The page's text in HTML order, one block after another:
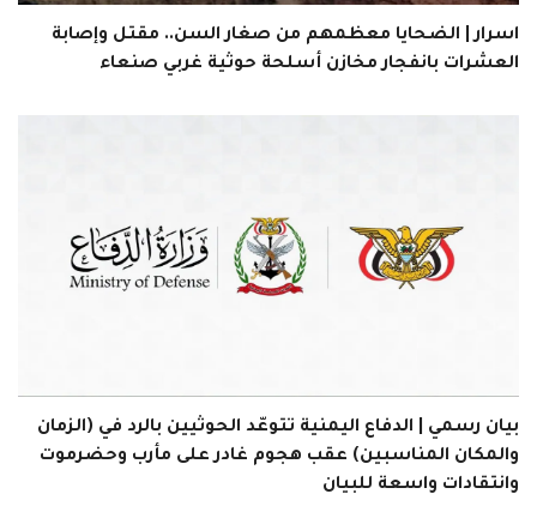
اسرار | الضحايا معظمهم من صغار السن.. مقتل وإصابة
العشرات بانفجار مخازن أسلحة حوثية غربي صنعاء
بيان رسمي | الدفاع اليمنية تتوعّد الحوثيين بالرد في (الزمان
والمكان المناسبين) عقب هجوم غادر على مأرب وحضرموت
وانتقادات واسعة للبيان